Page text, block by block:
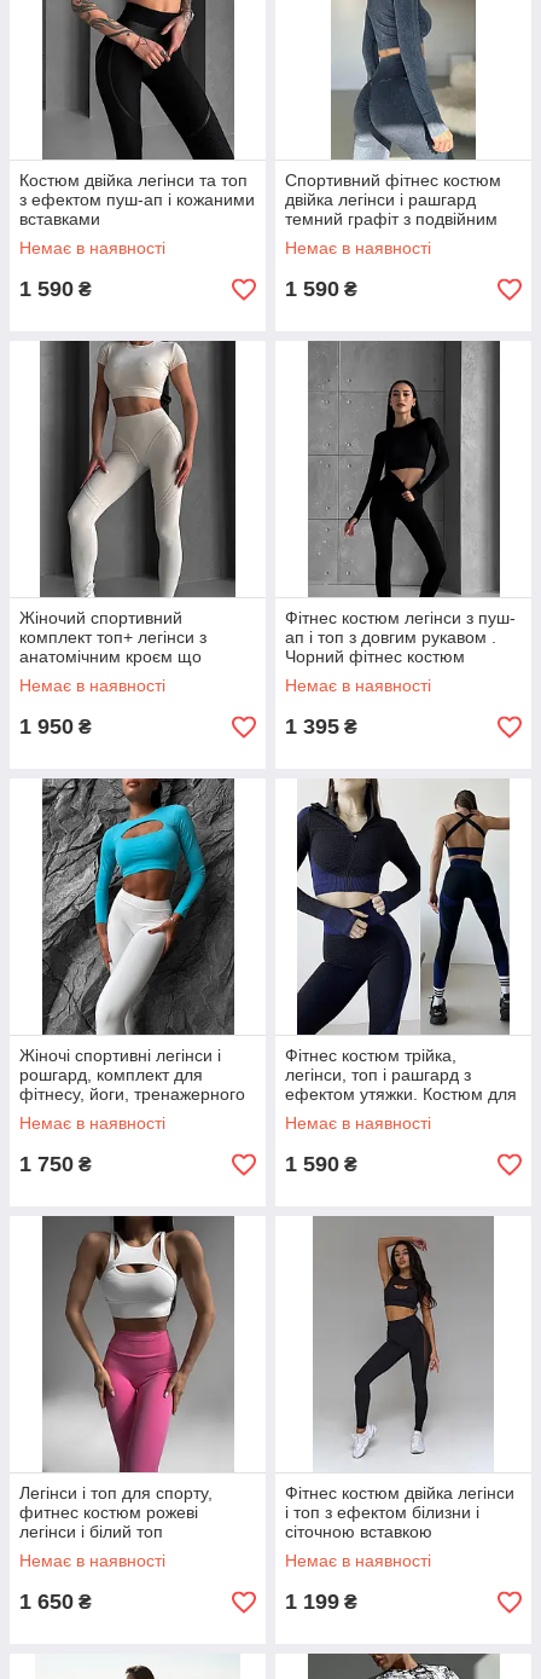
Костюм двійка легінси та топ
з ефектом пуш-ап і кожаними
вставками
Немає в наявності
1 590 ₴
Спортивний фітнес костюм
двійка легінси і рашгард
темний графіт з подвійним
пуш-ап
Немає в наявності
1 590 ₴
Жіночий спортивний
комплект топ+ легінси з
анатомічним кроєм що
підкреслює та формує фігуру
Немає в наявності
1 950 ₴
Фітнес костюм легінси з пуш-
ап і топ з довгим рукавом .
Чорний фітнес костюм
Немає в наявності
1 395 ₴
Жіночі спортивні легінси і
рошгард, комплект для
фітнесу, йоги, тренажерного
залу та ін.
Немає в наявності
1 750 ₴
Фітнес костюм трійка,
легінси, топ і рашгард з
ефектом утяжки. Костюм для
спорту чорний з синіми
вставкамии
Немає в наявності
1 590 ₴
Легінси і топ для спорту,
фитнес костюм рожеві
легінси і білий топ
Немає в наявності
1 650 ₴
Фітнес костюм двійка легінси
і топ з ефектом білизни і
сіточною вставкою
Немає в наявності
1 199 ₴